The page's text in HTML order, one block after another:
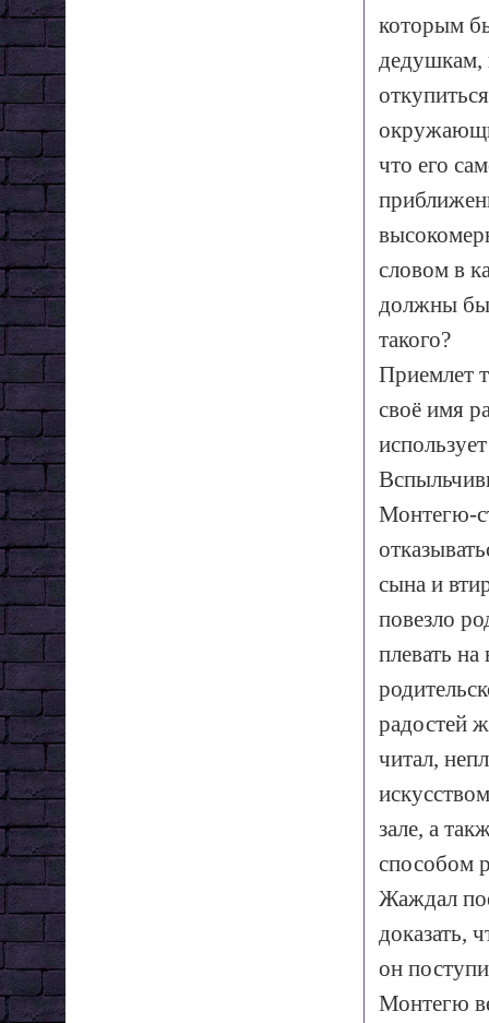
которым
дедушкам,
что его
словом в
должны
такого?
Приемлет
своё имя
Монтегю-
сына и
повезло
плевать
радостей
читал,
зале, а
способом
Жаждал
доказать,
он
Монтегю